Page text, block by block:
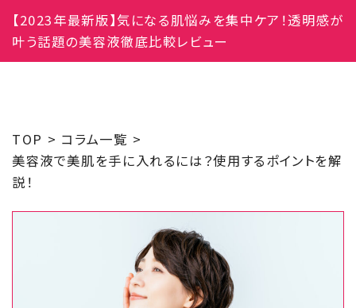
【2023年最新版】気になる肌悩みを集中ケア！透明感が
叶う話題の美容液徹底比較レビュー
TOP
コラム一覧
美容液で美肌を手に入れるには？使用するポイントを解
説！